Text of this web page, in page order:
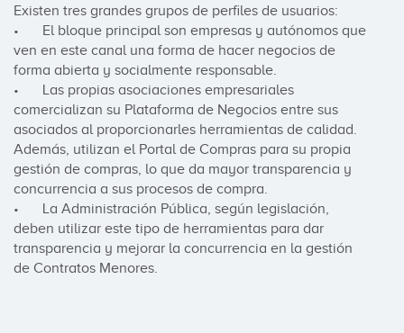
Existen tres grandes grupos de perfiles de usuarios:
•	El bloque principal son empresas y autónomos que
ven en este canal una forma de hacer negocios de
forma abierta y socialmente responsable.
•	Las propias asociaciones empresariales
comercializan su Plataforma de Negocios entre sus
asociados al proporcionarles herramientas de calidad.
Además, utilizan el Portal de Compras para su propia
gestión de compras, lo que da mayor transparencia y
concurrencia a sus procesos de compra.
•	La Administración Pública, según legislación,
deben utilizar este tipo de herramientas para dar
transparencia y mejorar la concurrencia en la gestión
de Contratos Menores.